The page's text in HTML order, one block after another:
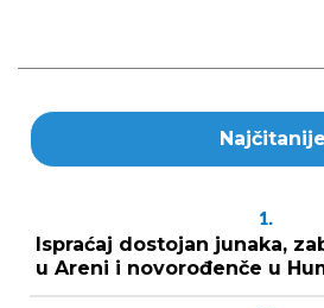
Najčitanije
1.
Ispraćaj dostojan junaka,
u Areni i novorođenče u